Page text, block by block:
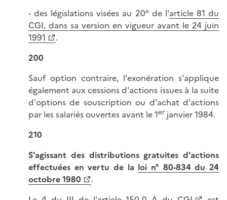
- des législations visées au 20° de l'article 81 du
CGI, dans sa version en vigueur avant le 24 juin
1991
.
200
Sauf option contraire, l'exonération s'applique
également aux cessions d'actions issues à la suite
d'options de souscription ou d'achat d'actions
par les salariés ouvertes avant le 1er janvier 1984.
210
S'agissant des distributions gratuites d'actions
effectuées en vertu de la loi n° 80-834 du 24
octobre 1980
.